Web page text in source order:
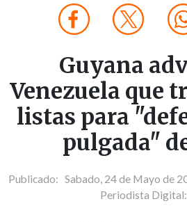
Guyana
Venezuela que
listas para
pulgada"
Publicado: Sabado, 24 de Mayo de
Periodista Digital: